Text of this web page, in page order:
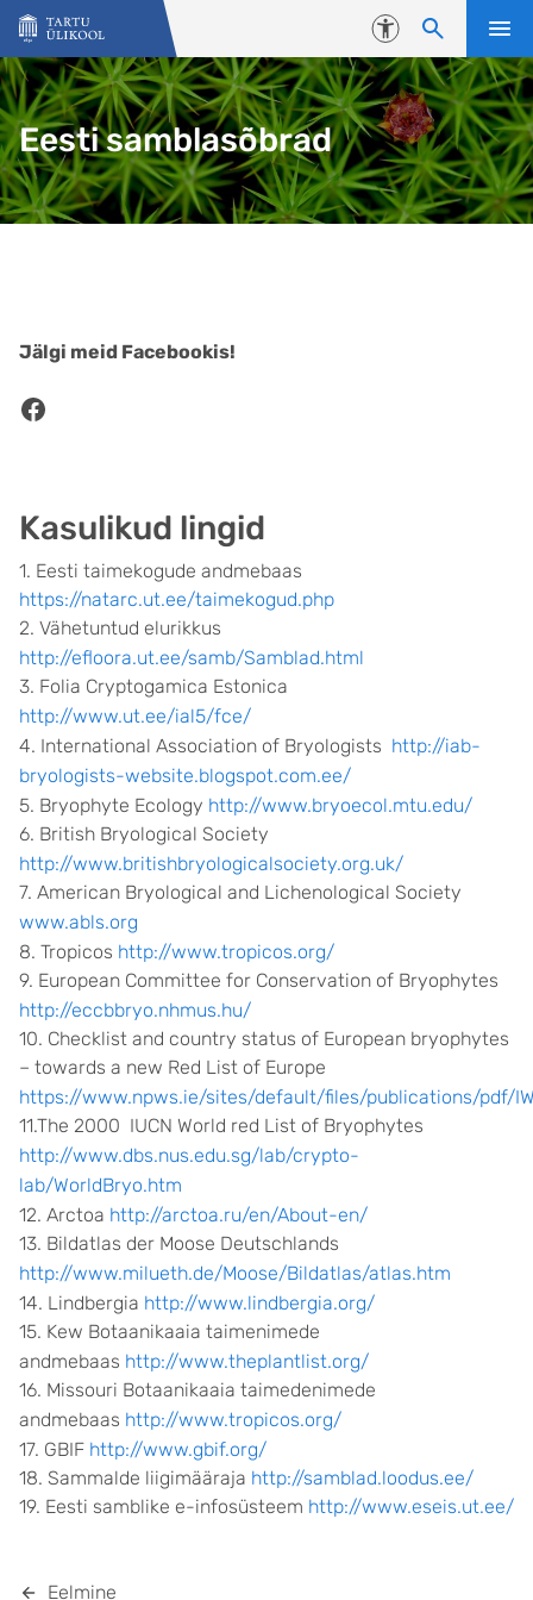
Liigu edasi põhisisu juurde
Juurdepääsetavus
Eesti samblasõbrad
Kasulikud lingid
1. Eesti taimekogude andmebaas
https://natarc.ut.ee/taimekogud.php
2. Vähetuntud elurikkus
http://efloora.ut.ee/samb/Samblad.html
3. Folia Cryptogamica Estonica
http://www.ut.ee/ial5/fce/
4. International Association of Bryologists http://iab-
bryologists-website.blogspot.com.ee/
5. Bryophyte Ecology http://www.bryoecol.mtu.edu/
6. British Bryological Society
http://www.britishbryologicalsociety.org.uk/
7. American Bryological and Lichenological Society
www.abls.org
8. Tropicos http://www.tropicos.org/
9. European Committee for Conservation of Bryophytes
http://eccbbryo.nhmus.hu/
10. Checklist and country status of European bryophytes
– towards a new Red List of Europe
https://www.npws.ie/sites/default/files/publications/pdf/
11.The 2000 IUCN World red List of Bryophytes
http://www.dbs.nus.edu.sg/lab/crypto-
lab/WorldBryo.htm
12. Arctoa http://arctoa.ru/en/About-en/
13. Bildatlas der Moose Deutschlands
http://www.milueth.de/Moose/Bildatlas/atlas.htm
14. Lindbergia http://www.lindbergia.org/
15. Kew Botaanikaaia taimenimede
andmebaas http://www.theplantlist.org/
16. Missouri Botaanikaaia taimedenimede
andmebaas http://www.tropicos.org/
17. GBIF http://www.gbif.org/
18. Sammalde liigimääraja http://samblad.loodus.ee/
19. Eesti samblike e-infosüsteem http://www.eseis.ut.ee/
Eelmine
Jälgi meid Facebookis!
Facebook